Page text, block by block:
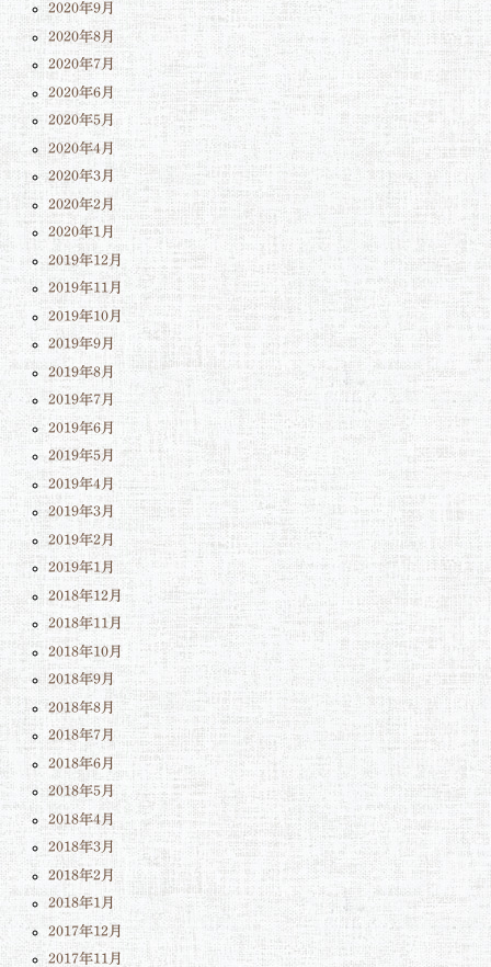
2020年9月
2020年8月
2020年7月
2020年6月
2020年5月
2020年4月
2020年3月
2020年2月
2020年1月
2019年12月
2019年11月
2019年10月
2019年9月
2019年8月
2019年7月
2019年6月
2019年5月
2019年4月
2019年3月
2019年2月
2019年1月
2018年12月
2018年11月
2018年10月
2018年9月
2018年8月
2018年7月
2018年6月
2018年5月
2018年4月
2018年3月
2018年2月
2018年1月
2017年12月
2017年11月